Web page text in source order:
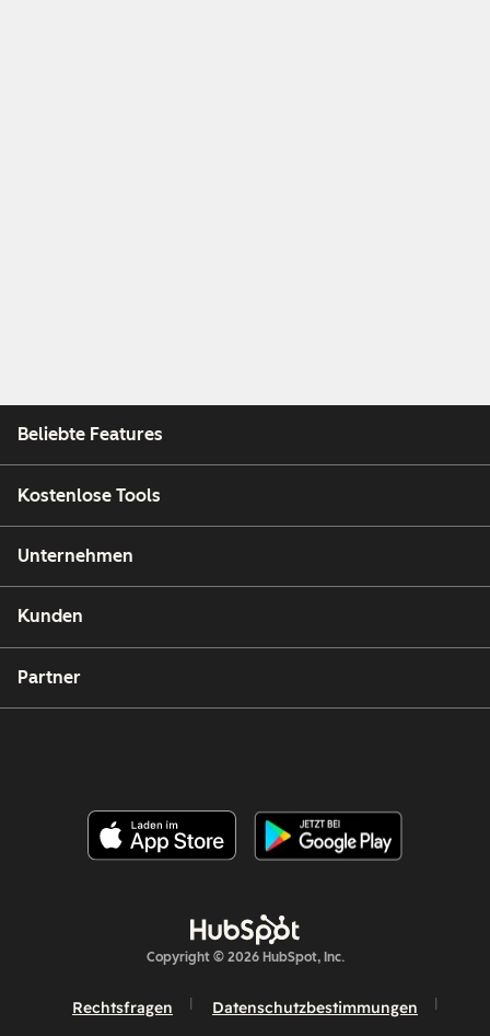
Beliebte Features
Kostenlose Tools
Unternehmen
Kunden
Partner
Copyright © 2026 HubSpot, Inc.
Rechtsfragen Datenschutzbestimmungen